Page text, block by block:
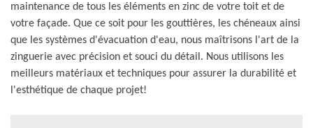
maintenance de tous les éléments en zinc de votre toit et de
votre façade. Que ce soit pour les gouttières, les chéneaux ainsi
que les systèmes d'évacuation d'eau, nous maîtrisons l'art de la
zinguerie avec précision et souci du détail. Nous utilisons les
meilleurs matériaux et techniques pour assurer la durabilité et
l'esthétique de chaque projet!